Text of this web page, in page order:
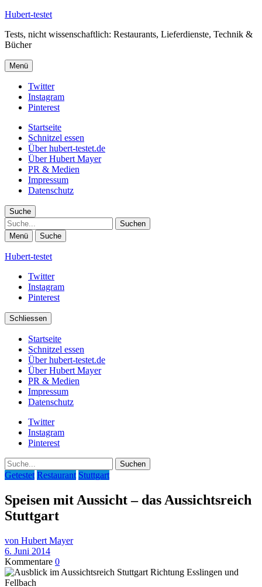
Hubert-testet
Tests, nicht wissenschaftlich: Restaurants, Lieferdienste, Technik &
Bücher
Menü
Twitter
Instagram
Pinterest
Startseite
Schnitzel essen
Über hubert-testet.de
Über Hubert Mayer
PR & Medien
Impressum
Datenschutz
Suche
Suche
Menü Suche
Hubert-testet
Twitter
Instagram
Pinterest
Schliessen
Startseite
Schnitzel essen
Über hubert-testet.de
Über Hubert Mayer
PR & Medien
Impressum
Datenschutz
Twitter
Instagram
Pinterest
Suche
Getestet Restaurant Stuttgart
Speisen mit Aussicht – das Aussichtsreich
Stuttgart
von Hubert Mayer
6. Juni 2014
Kommentare 0